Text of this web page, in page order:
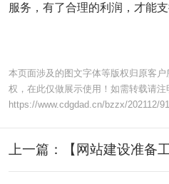
服务，有了合理的利润，才能
本页面涉及的图文字体等版权归原客
权，在此仅做展示使用！如需转载请
https://www.cdgdad.cn/bzzx/202112/